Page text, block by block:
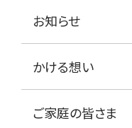
お知らせ
かける想い
ご家庭の皆さま